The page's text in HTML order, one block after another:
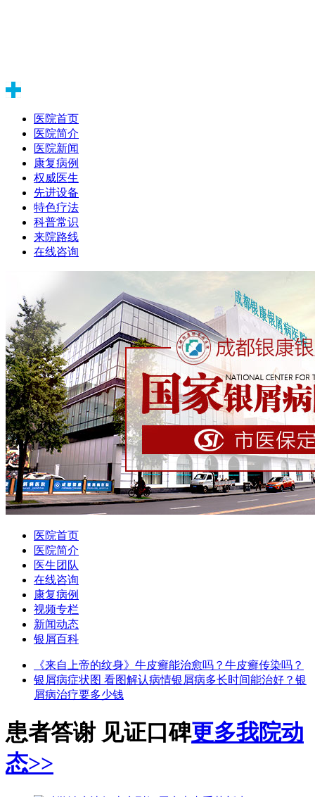
医院首页
医院简介
医院新闻
康复病例
权威医生
先进设备
特色疗法
科普常识
来院路线
在线咨询
医院首页
医院简介
医生团队
在线咨询
康复病例
视频专栏
新闻动态
银屑百科
《来自上帝的纹身》 牛皮癣能治愈吗？ 牛皮癣传染吗？
银屑病症状图 看图解认病情银屑病多长时间能治好？ 银
屑病治疗要多少钱
患者答谢 见证口碑更多我院动
态>>